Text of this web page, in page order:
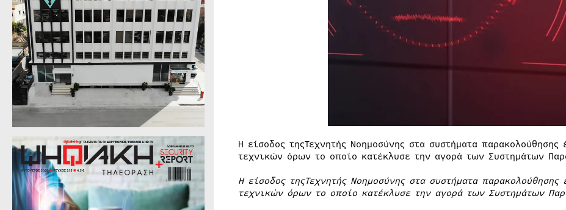
Η είσοδος τηςΤεχνητής Νοημοσύνης στα συστήματα
τεχνικών όρων το οποίο κατέκλυσε την αγορά των Συστημάτων
Η είσοδος τηςΤεχνητής Νοημοσύνης στα συστήματα
τεχνικών όρων το οποίο κατέκλυσε την αγορά των Συστημάτων